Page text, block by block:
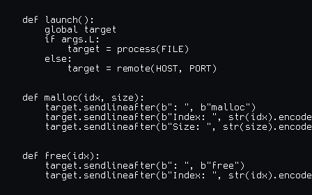
def launch():
    global target
    if args.L:
        target = process(FILE)
    else:
        target = remote(HOST, PORT)
def malloc(idx, size):
    target.sendlineafter(b": ", b"malloc")
target.sendlineafter(b"Index: ",
target.sendlineafter(b"Size: ",
def free(idx):
    target.sendlineafter(b": ", b"free")
target.sendlineafter(b"Index: ",